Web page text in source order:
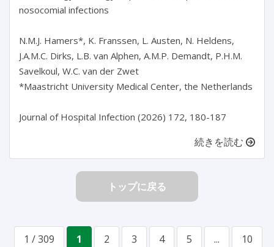
nosocomial infections
N.M.J. Hamers*, K. Franssen, L. Austen, N. Heldens,
J.A.M.C. Dirks, L.B. van Alphen, A.M.P. Demandt, P.H.M.
Savelkoul, W.C. van der Zwet
*Maastricht University Medical Center, the Netherlands
Journal of Hospital Infection (2026) 172, 180-187
続きを読む
トップに戻る
1 / 309 1 2 3 4 5 ...
10